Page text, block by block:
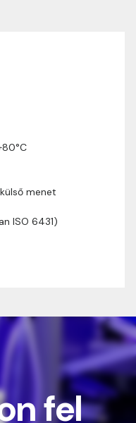
menet
ISO 6431)
választottátok
szállítási
gördülékenyen és
2-5
Amennyiben
szállítás hosszabb
a termék súlyától
A pontos szállítási
megtekinthetitek,
fel